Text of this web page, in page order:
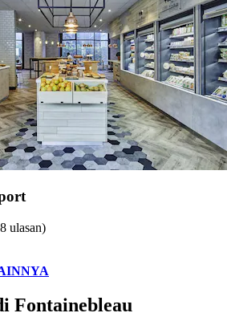
ulasan)
Fontainebleau